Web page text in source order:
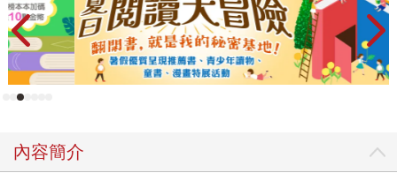
修的搗鼓料理小把戲麻煩你收一收停一停。」 「爸比你直接
說不想吃我煮的不就行了。」 「真乖，聽懂了齁。」
內容簡介